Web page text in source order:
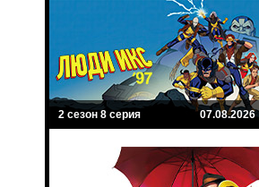
2 сезон 8 серия 07.08.2026